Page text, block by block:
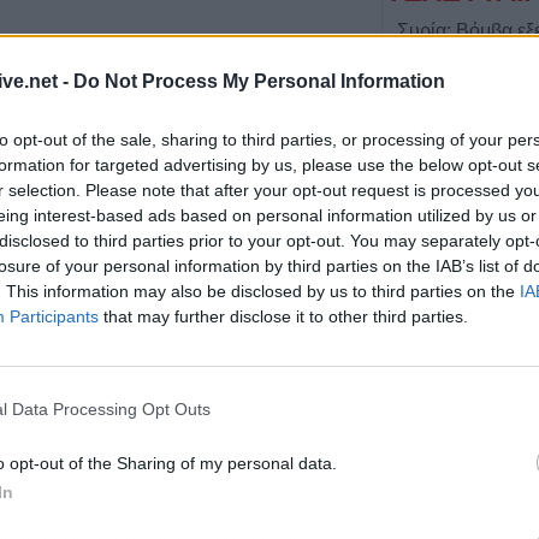
- Do Not Process My Personal Information
opt-out of the sale, sharing to third parties, or processing of your
for targeted advertising by us, please use the below opt-out
selection. Please note that after your opt-out request is processed
interest-based ads based on personal information utilized by us
to third parties prior to your opt-out. You may separately
of your personal information by third parties on the IAB’s list of
This information may also be disclosed by us to third parties on the
Participants that may further disclose it to other third parties.
Data Processing Opt Outs
opt-out of the Sharing of my personal data.
οι κοινωνικές αρχές και μέσα στη μεταβατική
θα μπορέσουν τα παιδιά μας, να σταθούν αντάξια και
χρειάζεται σύμπνοια, συναίνεση όλων και
αυτά που θα φτιάξουν τον καινούριο κόσμο.
ένα μέλλον, με επίκεντρο τον άνθρωπο.
οι προσπάθειες, οι κόποι και οι θυσίες,
υγεία και δύναμη.
Συρία: Βόμβα
λεωφορείο
Για "πολλούς
6 Αυγούστου 2026, 20:28
Έκτακτος
προστασίας για
Νείλου στην
6 Αυγούστου 2026, 19:35
Χαλκίδα:
Υψηλή Γέφυρα
απεγκλώβισαν
από πτώση στη